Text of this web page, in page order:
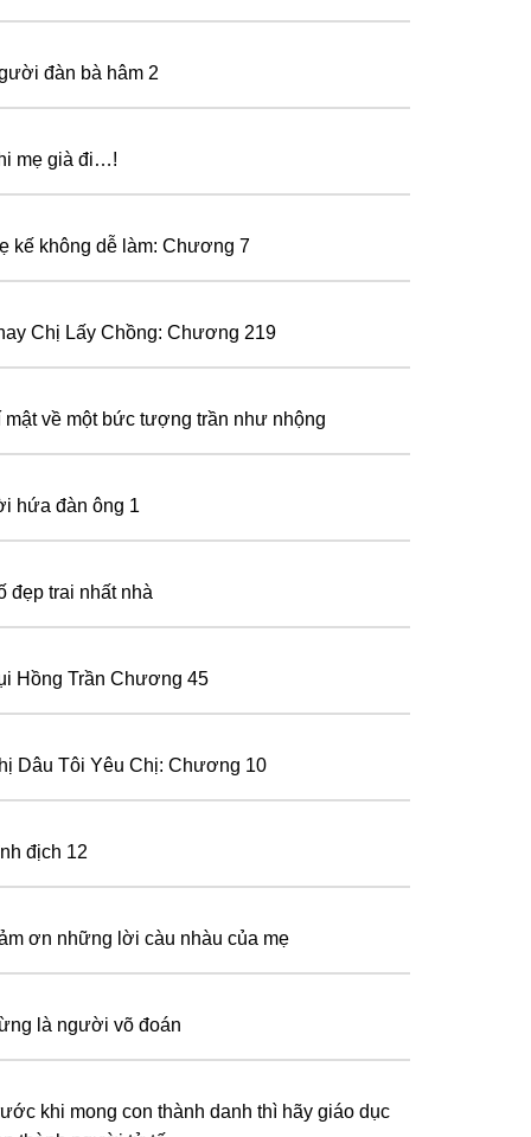
đàn bà hâm 2
mẹ già đi…!
kế không dễ làm: Chương 7
Chị Lấy Chồng: Chương 219
mật về một bức tượng trần như nhộng
hứa đàn ông 1
đẹp trai nhất nhà
Hồng Trần Chương 45
Dâu Tôi Yêu Chị: Chương 10
địch 12
ơn những lời càu nhàu của mẹ
là người võ đoán
khi mong con thành danh thì hãy giáo dục